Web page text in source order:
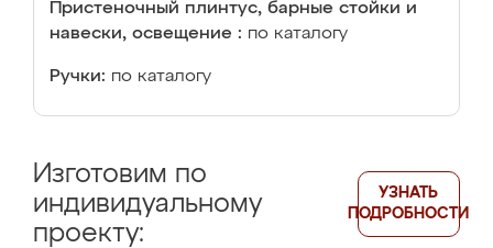
Пристеночный плинтус, барные стойки и
навески, освещение : по каталогу
Ручки: по каталогу
Изготовим по
индивидуальному
проекту:
УЗНАТЬ
ПОДРОБНОСТИ